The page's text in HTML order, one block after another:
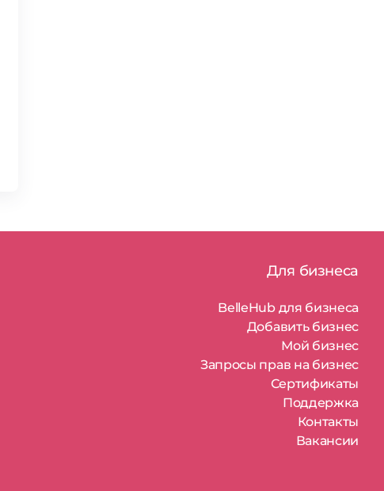
Для бизнеса
BelleHub для бизнеса
Добавить бизнес
Мой бизнес
Запросы прав на бизнес
Сертификаты
Поддержка
Контакты
Вакансии